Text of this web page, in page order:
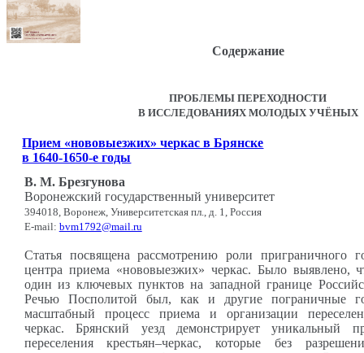
Содержание
ПРОБЛЕМЫ ПЕРЕХОДНОСТИ
В ИССЛЕДОВАНИЯХ МОЛОДЫХ УЧЁНЫХ
Прием «нововыезжих» черкас в Брянске
в 1640-1650-е годы
В. М. Брезгунова
Воронежский государственный университет
394018, Воронеж, Университетская пл., д. 1, Россия
E-mail: bvm1792@mail.ru
Статья посвящена рассмотрению роли приграничного
центра приема «нововыезжих» черкас. Было выявлено,
один из ключевых пунктов на западной границе
Речью Посполитой был, как и другие пограничные
масштабный процесс приема и организации
черкас. Брянский уезд демонстрирует уникальный
переселения крестьян–черкас, которые без